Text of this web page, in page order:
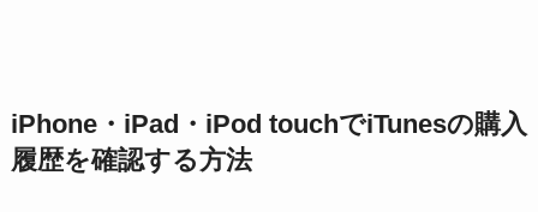
iPhone・iPad・iPod touchでiTunesの購入
履歴を確認する方法